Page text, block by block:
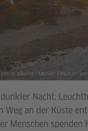
alliance / Michael Fritscher /
Nacht:
Weg an der Küste
Menschen spenden